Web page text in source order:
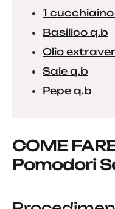
1
Basilico q.b
Olio
Sale q.b
Pepe q.b
COME
Pomodori